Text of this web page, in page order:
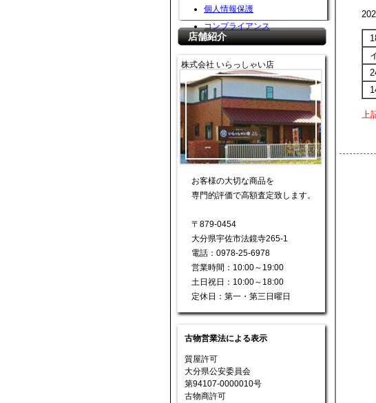
個人情報保護
コンプライアンス
店舗紹介
株式会社 いらっしゃい店
お客様の大切な商品を
専門的評価で高額査定致します。
〒879-0454
大分県宇佐市法鏡寺265-1
電話：0978-25-6978
営業時間：10:00～19:00
土日祝日：10:00～18:00
定休日：第一・第三日曜日
古物営業法による表示
質屋許可
大分県公安委員会
第94107-0000010号
古物商許可
上